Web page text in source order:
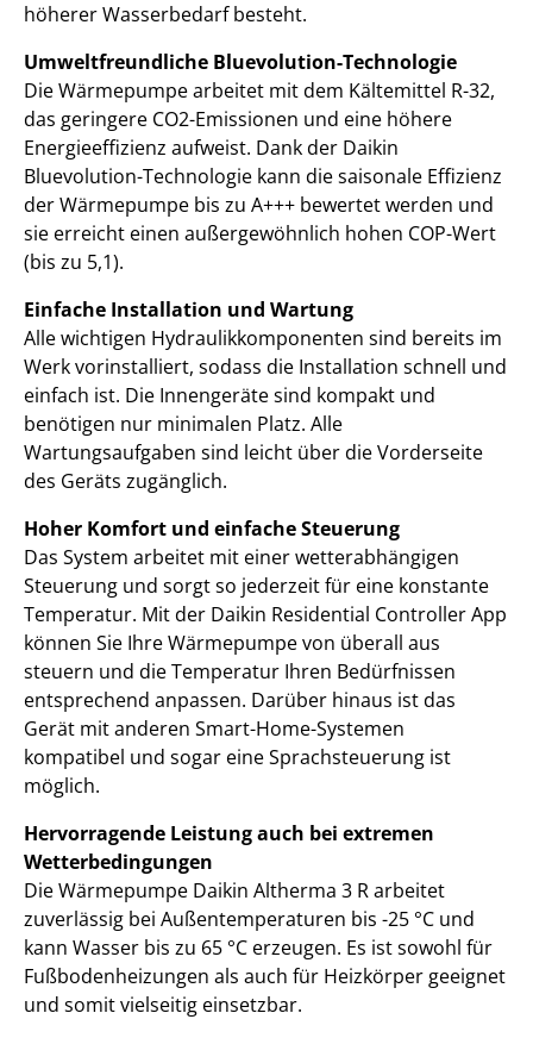
höherer Wasserbedarf besteht.
Umweltfreundliche Bluevolution-Technologie
Die Wärmepumpe arbeitet mit dem Kältemittel R-32,
das geringere CO2-Emissionen und eine höhere
Energieeffizienz aufweist. Dank der Daikin
Bluevolution-Technologie kann die saisonale Effizienz
der Wärmepumpe bis zu A+++ bewertet werden und
sie erreicht einen außergewöhnlich hohen COP-Wert
(bis zu 5,1).
Einfache Installation und Wartung
Alle wichtigen Hydraulikkomponenten sind bereits im
Werk vorinstalliert, sodass die Installation schnell und
einfach ist. Die Innengeräte sind kompakt und
benötigen nur minimalen Platz. Alle
Wartungsaufgaben sind leicht über die Vorderseite
des Geräts zugänglich.
Hoher Komfort und einfache Steuerung
Das System arbeitet mit einer wetterabhängigen
Steuerung und sorgt so jederzeit für eine konstante
Temperatur. Mit der Daikin Residential Controller App
können Sie Ihre Wärmepumpe von überall aus
steuern und die Temperatur Ihren Bedürfnissen
entsprechend anpassen. Darüber hinaus ist das
Gerät mit anderen Smart-Home-Systemen
kompatibel und sogar eine Sprachsteuerung ist
möglich.
Hervorragende Leistung auch bei extremen
Wetterbedingungen
Die Wärmepumpe Daikin Altherma 3 R arbeitet
zuverlässig bei Außentemperaturen bis -25 °C und
kann Wasser bis zu 65 °C erzeugen. Es ist sowohl für
Fußbodenheizungen als auch für Heizkörper geeignet
und somit vielseitig einsetzbar.